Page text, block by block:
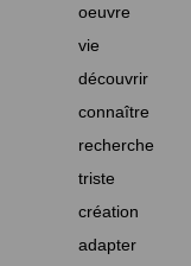
oeuvre
vie
découvrir
connaître
recherche
triste
création
adapter